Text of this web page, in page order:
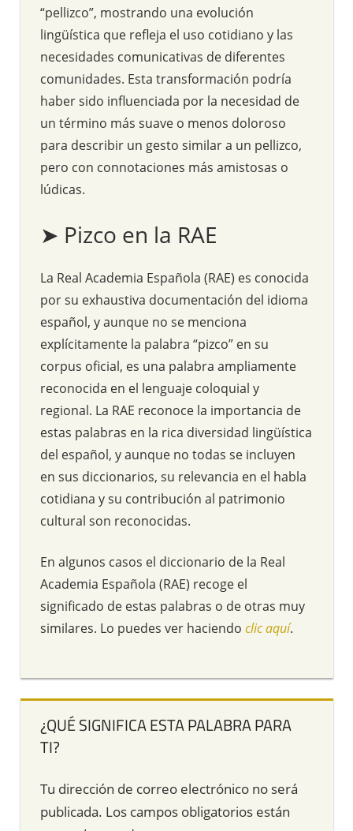
“pellizco”, mostrando una evolución
lingüística que refleja el uso cotidiano y las
necesidades comunicativas de diferentes
comunidades. Esta transformación podría
haber sido influenciada por la necesidad de
un término más suave o menos doloroso
para describir un gesto similar a un pellizco,
pero con connotaciones más amistosas o
lúdicas.
➤ Pizco en la RAE
La Real Academia Española (RAE) es conocida
por su exhaustiva documentación del idioma
español, y aunque no se menciona
explícitamente la palabra “pizco” en su
corpus oficial, es una palabra ampliamente
reconocida en el lenguaje coloquial y
regional. La RAE reconoce la importancia de
estas palabras en la rica diversidad lingüística
del español, y aunque no todas se incluyen
en sus diccionarios, su relevancia en el habla
cotidiana y su contribución al patrimonio
cultural son reconocidas.
En algunos casos el diccionario de la Real
Academia Española (RAE) recoge el
significado de estas palabras o de otras muy
similares. Lo puedes ver haciendo clic aquí.
¿QUÉ SIGNIFICA ESTA PALABRA PARA
TI?
Tu dirección de correo electrónico no será
publicada. Los campos obligatorios están